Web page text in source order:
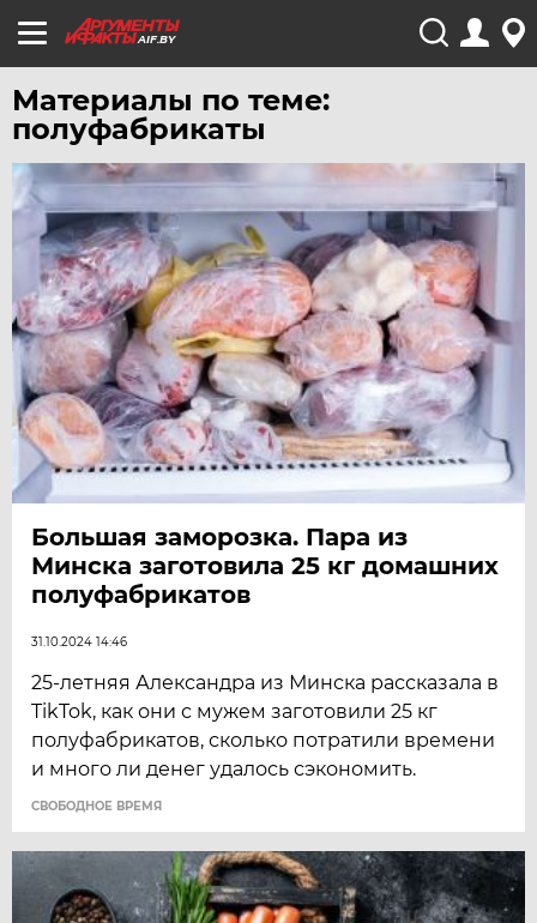
AIF.BY
Материалы по теме:
полуфабрикаты
Большая заморозка. Пара из
Минска заготовила 25 кг домашних
полуфабрикатов
31.10.2024 14:46
25-летняя Александра из Минска рассказала в
TikTok, как они с мужем заготовили 25 кг
полуфабрикатов, сколько потратили времени
и много ли денег удалось сэкономить.
CВОБОДНОЕ ВРЕМЯ